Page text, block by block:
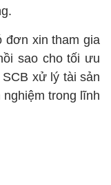
đơn xin tham gia
sao cho tối ưu
xử lý tài sản
trong lĩnh